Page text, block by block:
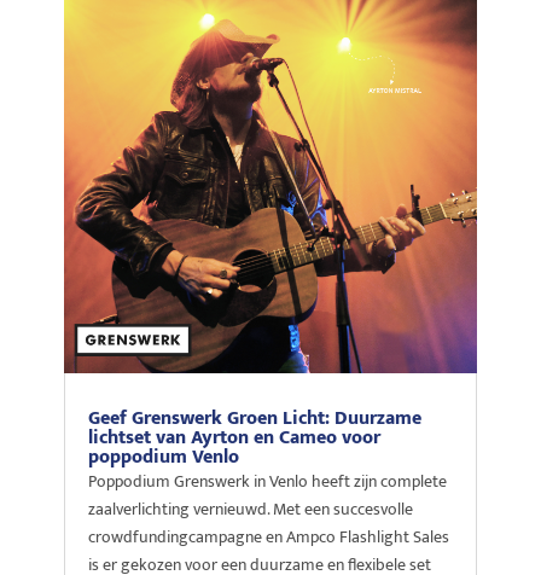
Geef Grenswerk Groen Licht: Duurzame
lichtset van Ayrton en Cameo voor
poppodium Venlo
Poppodium Grenswerk in Venlo heeft zijn complete
zaalverlichting vernieuwd. Met een succesvolle
crowdfundingcampagne en Ampco Flashlight Sales
is er gekozen voor een duurzame en flexibele set